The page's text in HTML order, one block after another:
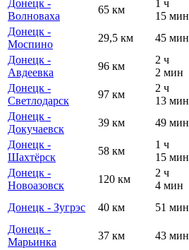
Донецк -
Волноваха
65 км
1 ч
15 мин
Донецк -
Моспино
29,5 км 45 мин
Донецк -
Авдеевка
96 км
2 ч
2 мин
Донецк -
Светлодарск
97 км
2 ч
13 мин
Донецк -
Докучаевск
39 км 49 мин
Донецк -
Шахтёрск
58 км
1 ч
15 мин
Донецк -
Новоазовск
120 км
2 ч
4 мин
Донецк - Зугрэс
40 км 51 мин
Донецк -
Марьинка
37 км 43 мин